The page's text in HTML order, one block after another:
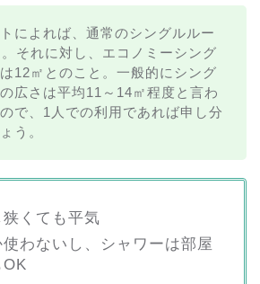
によれば、通常のシングルルー
それに対し、エコノミーシング
12㎡とのこと。一般的にシング
広さは平均11～14㎡程度と言わ
で、1人での利用であれば申し分
う。
くても平気
わないし、シャワーは部屋
OK